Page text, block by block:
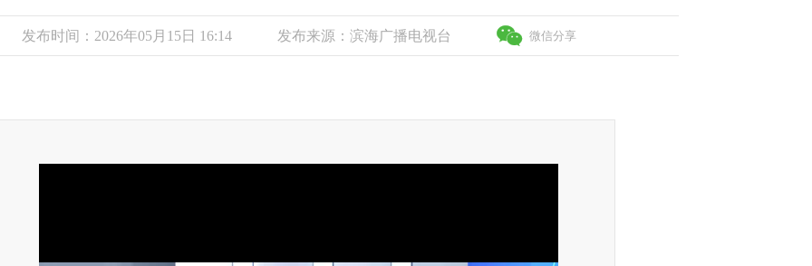
发布时间：2026年05月15日 16:14 发布来源：滨海广播电视台 微信分享